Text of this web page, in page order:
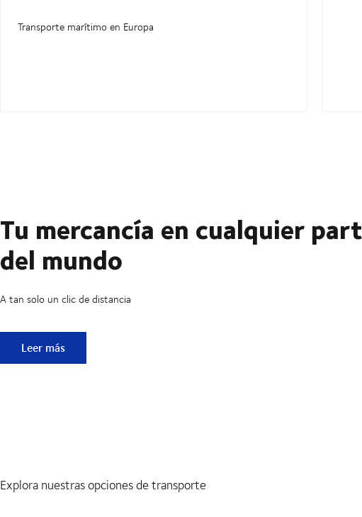
Transporte marítimo en Europa
Tu mercancía en cualquier
del mundo
A tan solo un clic de distancia
Tu mercancía en cualquier parte del mundo
Leer más
Explora nuestras opciones de transporte